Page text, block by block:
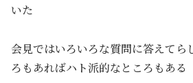
いた
会見ではいろいろな質問に答えてら
ろもあればハト派的なところもある